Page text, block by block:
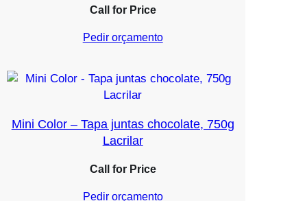
Call for Price
Pedir orçamento
Mini Color – Tapa juntas chocolate, 750g
Lacrilar
Call for Price
Pedir orçamento